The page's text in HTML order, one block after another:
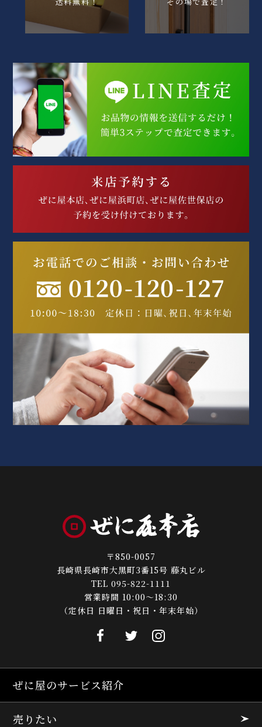
〒850-0057
長崎県長崎市大黒町3番15号 藤丸ビル
TEL 095-822-1111
営業時間 10:00～18:30
（定休日 日曜日・祝日・年末年始）
ぜに屋のサービス紹介
売りたい